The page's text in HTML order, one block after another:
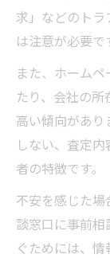
求」などのト
は注意が必要で
また、ホーム
たり、会社の
高い傾向があ
しない、査定
者の特徴です。
不安を感じた
談窓口に事前
ぐためには、